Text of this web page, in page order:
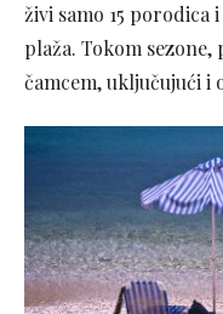
živi samo 15 porodica
plaža. Tokom
čamcem, uključujući i